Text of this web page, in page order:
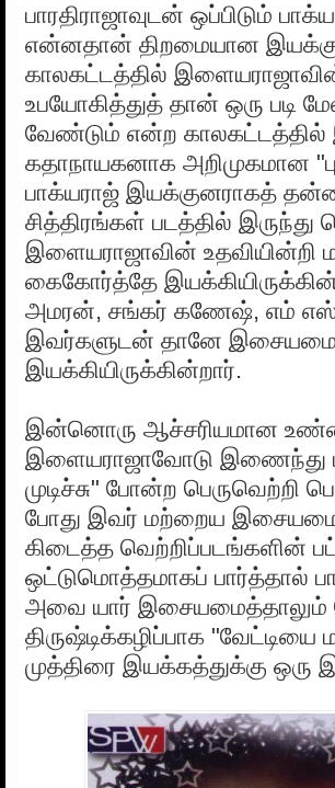
பாரதிராஜாவுடன் ஒப்பிடும்
என்னதான் திறமையான
காலகட்டத்தில்
உபயோகித்துத் தான் ஒரு படி
வேண்டும் என்ற காலகட்டத்தில்
கதாநாயகனாக அறிமுகமான
பாக்யராஜ் இயக்குனராகத்
சித்திரங்கள் படத்தில்
இளையராஜாவின்
கைகோர்த்தே
அமரன், சங்கர் கணேஷ், எம்
இவர்களுடன் தானே
இயக்கியிருக்கின்றார்.
இன்னொரு ஆச்சரியமான
இளையராஜாவோடு இணைந்து
முடிச்சு" போன்ற பெருவெற்றி
போது இவர் மற்றைய
கிடைத்த வெற்றிப்படங்களின்
ஒட்டுமொத்தமாகப் பார்த்தால்
அவை யார்
திருஷ்டிக்கழிப்பாக "வேட்டியை
முத்திரை இயக்கத்துக்கு